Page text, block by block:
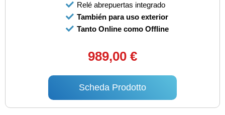
Relé abrepuertas integrado
También para uso exterior
Tanto Online como Offline
989,00 €
Scheda Prodotto